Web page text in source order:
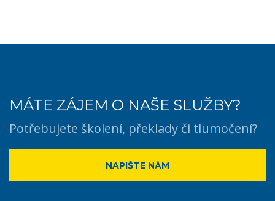
MÁTE ZÁJEM O NAŠE SLUŽBY?
Potřebujete školení, překlady či tlumočení?
NAPIŠTE NÁM